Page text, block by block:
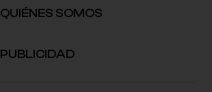
QUIÉNES SOMOS
PUBLICIDAD